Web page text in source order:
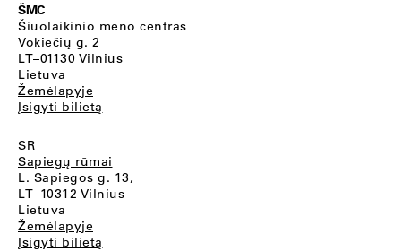
ŠMC
Šiuolaikinio meno centras
Vokiečių g. 2
LT–01130 Vilnius
Lietuva
Žemėlapyje
Įsigyti bilietą
SR
Sapiegų rūmai
L. Sapiegos g. 13,
LT–10312 Vilnius
Lietuva
Žemėlapyje
Įsigyti bilietą